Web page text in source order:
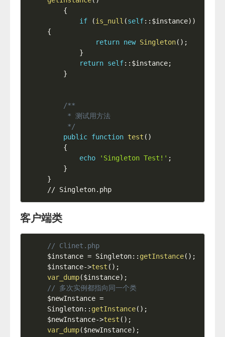
{
if
(is_null (self:: $instance) )
{
return new Singleton( ) ;
}
return self:: $instance;
}
/**
     */
public function test ( )
{
echo
'Singleton Test!' ;
}
}
// Singleton.php
客户端类
// Clinet.php
$instance = Singleton:: getInstance( ) ;
$instance->test ( ) ;
var_dump($instance) ;
// 多次实例都指向同一个类
$newInstance =
Singleton:: getInstance( ) ;
$newInstance->test ( ) ;
var_dump($newInstance) ;